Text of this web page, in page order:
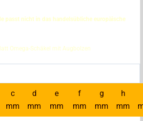
passt nicht in das handelsübliche europäische
c
mm
d
mm
e
mm
f
mm
g
mm
h
mm